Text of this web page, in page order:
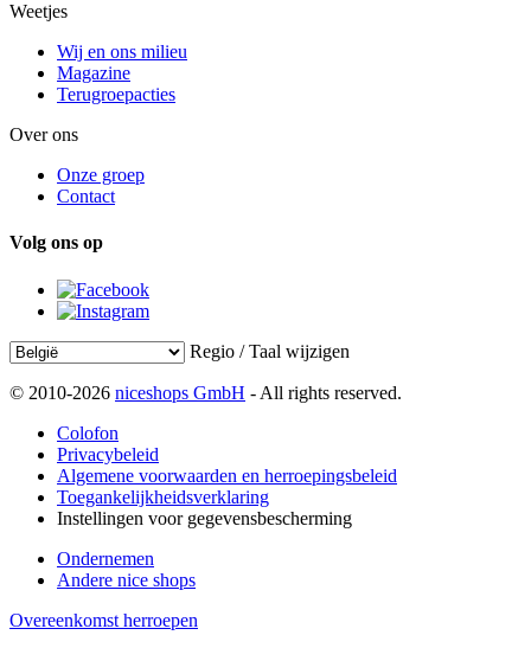
Weetjes
Wij en ons milieu
Magazine
Terugroepacties
Over ons
Onze groep
Contact
Volg ons op
Regio / Taal wijzigen
© 2010-2026 niceshops GmbH - All rights reserved.
Colofon
Privacybeleid
Algemene voorwaarden en herroepingsbeleid
Toegankelijkheidsverklaring
Instellingen voor gegevensbescherming
Ondernemen
Andere nice shops
Overeenkomst herroepen